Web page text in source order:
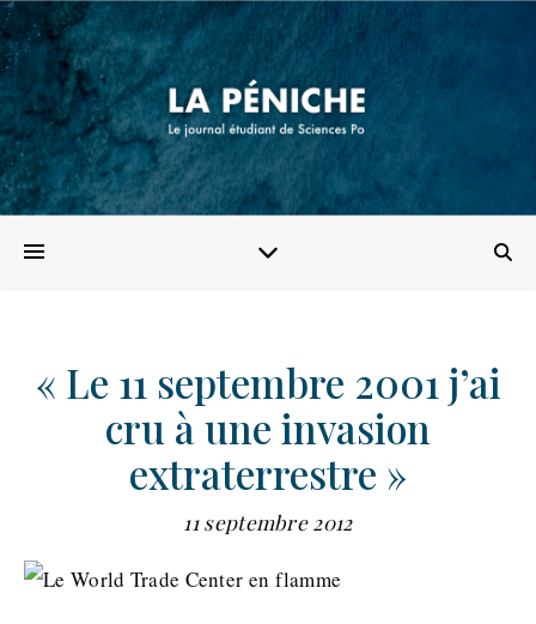
« Le 11 septembre 2001 j’ai
cru à une invasion
extraterrestre »
11 septembre 2012